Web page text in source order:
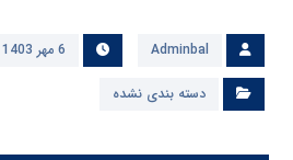
Adminbal 6 مهر 1403
دسته بندی نشده